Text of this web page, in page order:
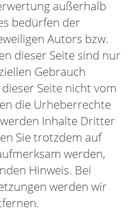
außerhalb
bedürfen der
Autors bzw.
dieser Seite sind nur
Gebrauch
Seite nicht vom
die Urheberrechte
Inhalte Dritter
Sie trotzdem auf
werden,
Hinweis. Bei
werden wir